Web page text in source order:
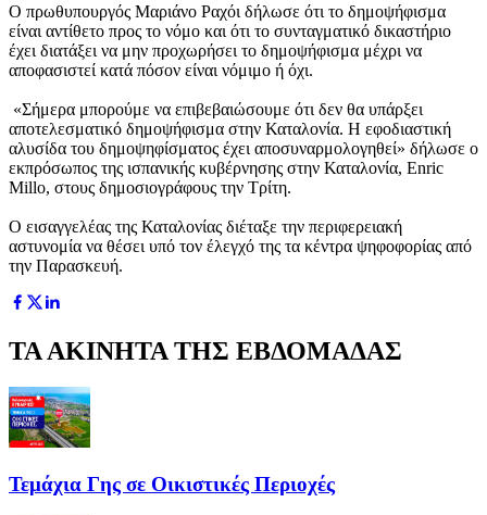
Ο πρωθυπουργός Μαριάνο Ραχόι δήλωσε ότι το δημοψήφισμα
είναι αντίθετο προς το νόμο και ότι το συνταγματικό δικαστήριο
έχει διατάξει να μην προχωρήσει το δημοψήφισμα μέχρι να
αποφασιστεί κατά πόσον είναι νόμιμο ή όχι.
«Σήμερα μπορούμε να επιβεβαιώσουμε ότι δεν θα υπάρξει
αποτελεσματικό δημοψήφισμα στην Καταλονία. Η εφοδιαστική
αλυσίδα του δημοψηφίσματος έχει αποσυναρμολογηθεί» δήλωσε ο
εκπρόσωπος της ισπανικής κυβέρνησης στην Καταλονία, Enric
Millo, στους δημοσιογράφους την Τρίτη.
Ο εισαγγελέας της Καταλονίας διέταξε την περιφερειακή
αστυνομία να θέσει υπό τον έλεγχό της τα κέντρα ψηφοφορίας από
την Παρασκευή.
ΤΑ ΑΚΙΝΗΤΑ ΤΗΣ ΕΒΔΟΜΑΔΑΣ
Τεμάχια Γης σε Οικιστικές Περιοχές